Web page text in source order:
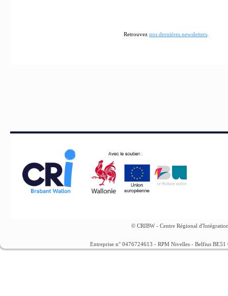
Retrouvez nos dernières newsletters
© CRIBW - Centre Régional
Entreprise n° 0476724613 - RPM Nivelles - Belfius